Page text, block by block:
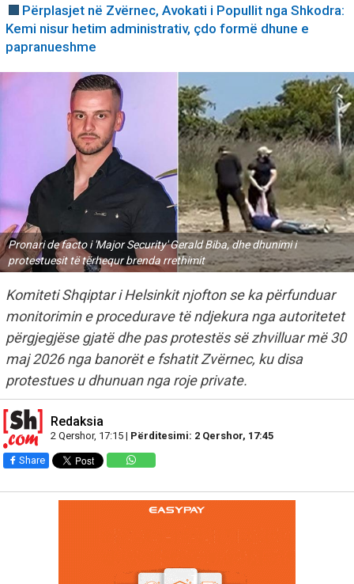
Përplasjet në Zvërnec, Avokati i Popullit nga Shkodra:
Kemi nisur hetim administrativ, çdo formë dhune e
papranueshme
Pronari de facto i 'Major Security' Gerald Biba, dhe dhunimi i
protestuesit të tërhequr brenda rrethimit
Komiteti Shqiptar i Helsinkit njofton se ka përfunduar
monitorimin e procedurave të ndjekura nga autoritetet
përgjegjëse gjatë dhe pas protestës së zhvilluar më 30
maj 2026 nga banorët e fshatit Zvërnec, ku disa
protestues u dhunuan nga roje private.
Redaksia
2 Qershor, 17:15 | Përditesimi: 2 Qershor, 17:45
Share